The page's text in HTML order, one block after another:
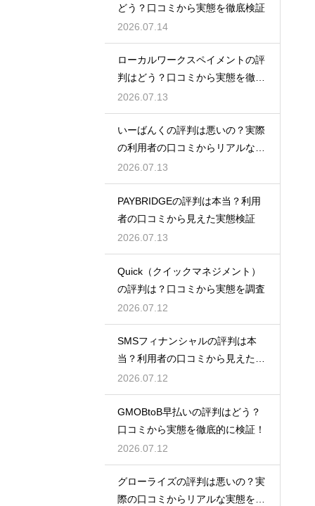
どう？口コミから実態を徹底検証
2026.07.14
ローカルワークスペイメントの評
判はどう？口コミから実態を徹底
検証！
2026.07.13
いーばんくの評判は悪いの？実際
の利用者の口コミからリアルな実
態検証
2026.07.13
PAYBRIDGEの評判は本当？利用
者の口コミから見えた実態検証
2026.07.13
Quick（クイックマネジメント）
の評判は？口コミから実態を調査
2026.07.12
SMSフィナンシャルの評判は本
当？利用者の口コミから見えた実
態検証
2026.07.12
GMOBtoB早払いの評判はどう？
口コミから実態を徹底的に検証！
2026.07.12
グローライズの評判は悪いの？実
際の口コミからリアルな実態を検